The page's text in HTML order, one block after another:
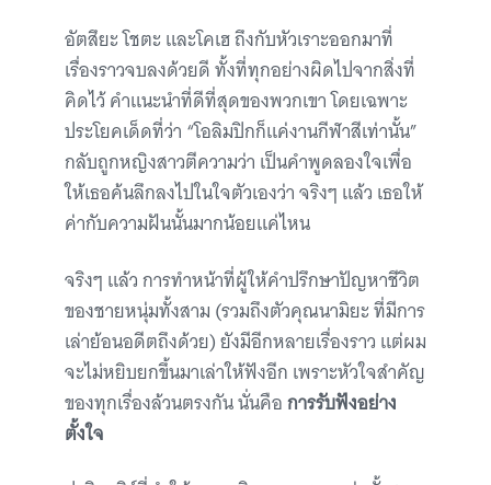
อัตสึยะ โชตะ และโคเฮ ถึงกับหัวเราะออกมาที่
เรื่องราวจบลงด้วยดี ทั้งที่ทุกอย่างผิดไปจากสิ่งที่
คิดไว้ คำแนะนำที่ดีที่สุดของพวกเขา โดยเฉพาะ
ประโยคเด็ดที่ว่า “โอลิมปิกก็แค่งานกีฬาสีเท่านั้น”
กลับถูกหญิงสาวตีความว่า เป็นคำพูดลองใจเพื่อ
ให้เธอค้นลึกลงไปในใจตัวเองว่า จริงๆ แล้ว เธอให้
ค่ากับความฝันนั้นมากน้อยแค่ไหน
จริงๆ แล้ว การทำหน้าที่ผู้ให้คำปรึกษาปัญหาชีวิต
ของชายหนุ่มทั้งสาม (รวมถึงตัวคุณนามิยะ ที่มีการ
เล่าย้อนอดีตถึงด้วย) ยังมีอีกหลายเรื่องราว แต่ผม
จะไม่หยิบยกขึ้นมาเล่าให้ฟังอีก เพราะหัวใจสำคัญ
ของทุกเรื่องล้วนตรงกัน นั่นคือการรับฟังอย่าง
ตั้งใจ